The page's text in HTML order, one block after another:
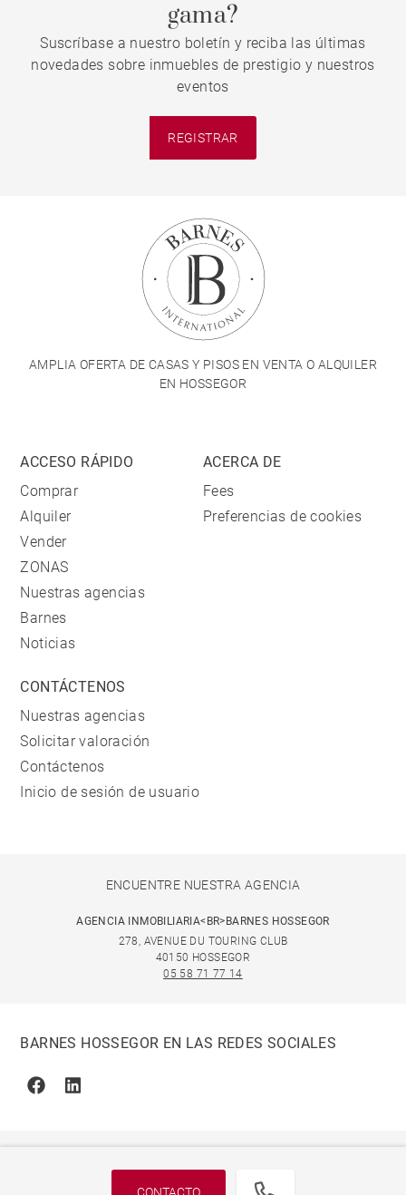
CONTACTO
gama?
Suscríbase a nuestro boletín y reciba las últimas
novedades sobre inmuebles de prestigio y nuestros
eventos
REGISTRAR
AMPLIA OFERTA DE CASAS Y PISOS EN VENTA O ALQUILER
EN HOSSEGOR
ACCESO RÁPIDO
Comprar
Alquiler
Vender
ZONAS
Nuestras agencias
Barnes
Noticias
ACERCA DE
Fees
Preferencias de cookies
CONTÁCTENOS
Nuestras agencias
Solicitar valoración
Contáctenos
Inicio de sesión de usuario
ENCUENTRE NUESTRA AGENCIA
AGENCIA INMOBILIARIA<BR>BARNES HOSSEGOR
278, AVENUE DU TOURING CLUB
40150 HOSSEGOR
05 58 71 77 14
BARNES HOSSEGOR EN LAS REDES SOCIALES
FacebookLinkedin